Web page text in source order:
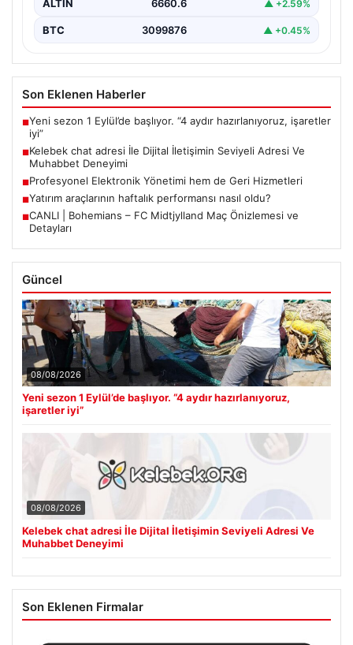
ALTIN 6660.6 ▲ +2.59%
BTC 3099876 ▲ +0.45%
Son Eklenen Haberler
■Yeni sezon 1 Eylül’de başlıyor. “4 aydır hazırlanıyoruz, işaretler
iyi”
■Kelebek chat adresi İle Dijital İletişimin Seviyeli Adresi Ve
Muhabbet Deneyimi
■Profesyonel Elektronik Yönetimi hem de Geri Hizmetleri
■Yatırım araçlarının haftalık performansı nasıl oldu?
■CANLI | Bohemians – FC Midtjylland Maç Önizlemesi ve
Detayları
Güncel
08/08/2026
Yeni sezon 1 Eylül’de başlıyor. “4 aydır hazırlanıyoruz,
işaretler iyi”
08/08/2026
Kelebek chat adresi İle Dijital İletişimin Seviyeli Adresi Ve
Muhabbet Deneyimi
Son Eklenen Firmalar